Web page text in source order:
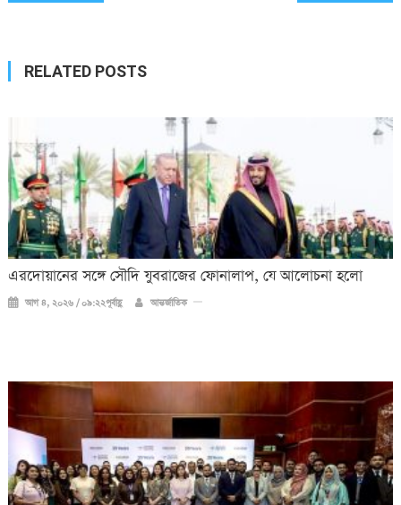
RELATED POSTS
এরদোয়ানের সঙ্গে সৌদি যুবরাজের ফোনালাপ, যে আলোচনা হলো
আগ ৪, ২০২৬ / ০৯:২২পূর্বাহ্ণ আন্তর্জাতিক